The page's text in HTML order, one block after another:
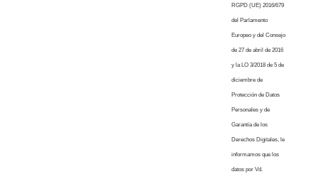
RGPD (UE) 2016/679
del Parlamento
Europeo y del Consejo
de 27 de abril de 2016
y la LO 3/2018 de 5 de
diciembre de
Protección de Datos
Personales y de
Garantía de los
Derechos Digitales, le
informamos que los
datos por Vd.